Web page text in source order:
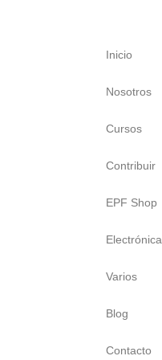
Inicio
Nosotros
Cursos
Contribuir
EPF Shop
Electrónica
Varios
Blog
Contacto